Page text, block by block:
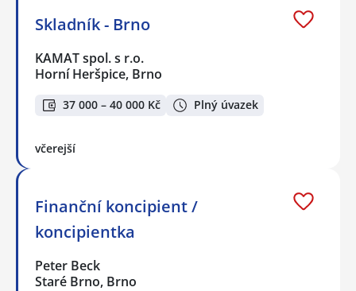
Skladník - Brno
KAMAT spol. s r.o.
Horní Heršpice, Brno
37 000 – 40 000 Kč Plný úvazek
včerejší
Finanční koncipient /
koncipientka
Peter Beck
Staré Brno, Brno